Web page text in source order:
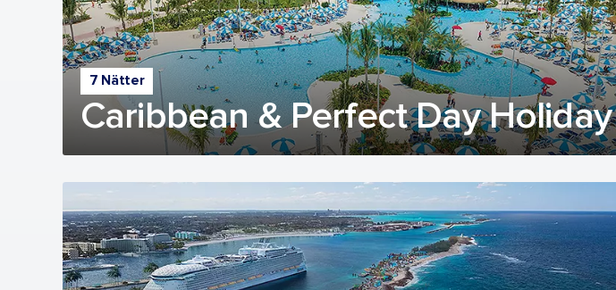
7 Nätter
Caribbean & Perfect Day Holiday